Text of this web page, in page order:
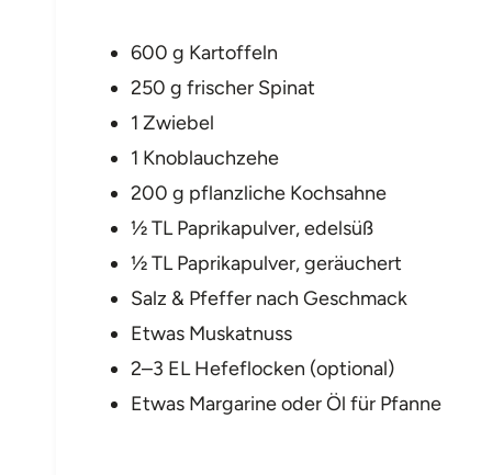
600 g Kartoffeln
250 g frischer Spinat
1 Zwiebel
1 Knoblauchzehe
200 g pflanzliche Kochsahne
½ TL Paprikapulver, edelsüß
½ TL Paprikapulver, geräuchert
Salz & Pfeffer nach Geschmack
Etwas Muskatnuss
2–3 EL Hefeflocken (optional)
Etwas Margarine oder Öl für Pfanne